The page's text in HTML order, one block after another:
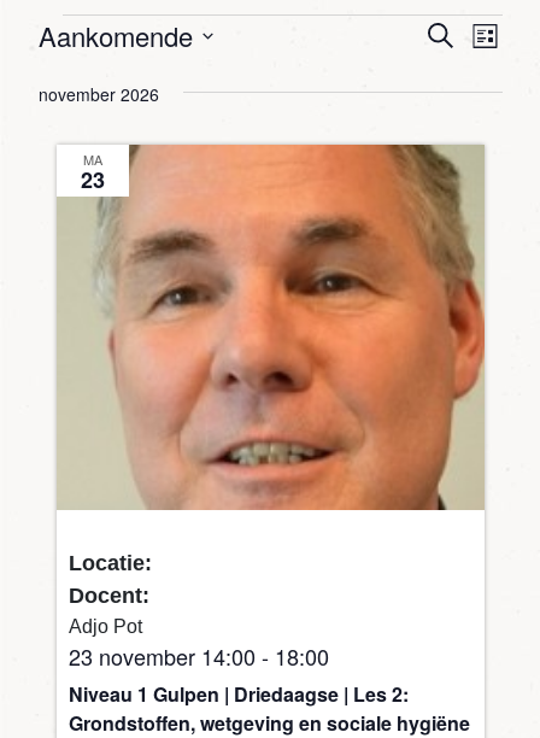
Agenda
Agenda
Zoeken
Lijst
Aankomende
een
november 2026
MA
23
23 november 14:00 - 18:00
Niveau 1 Gulpen | Driedaagse | Les 2:
Grondstoffen, wetgeving en sociale hygiëne
Locatie:
Docent:
Adjo Pot